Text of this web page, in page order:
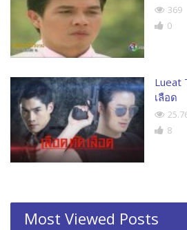
369
0
Lueat
เลือด
8
Most Viewed Posts